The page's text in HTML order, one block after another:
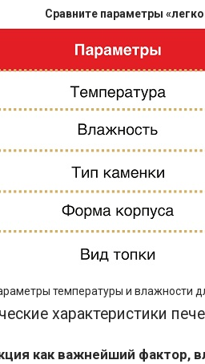
Сравните параметры
температуры и влажности
характеристики
как важнейший фактор,